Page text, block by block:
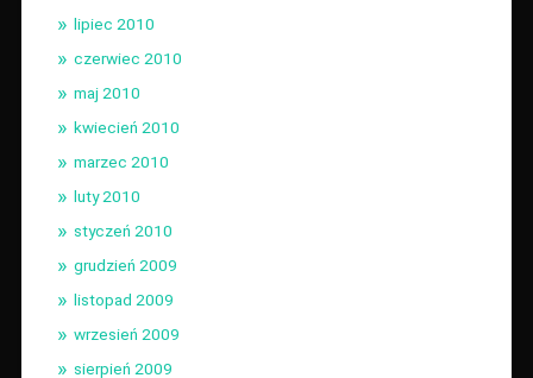
lipiec 2010
czerwiec 2010
maj 2010
kwiecień 2010
marzec 2010
luty 2010
styczeń 2010
grudzień 2009
listopad 2009
wrzesień 2009
sierpień 2009